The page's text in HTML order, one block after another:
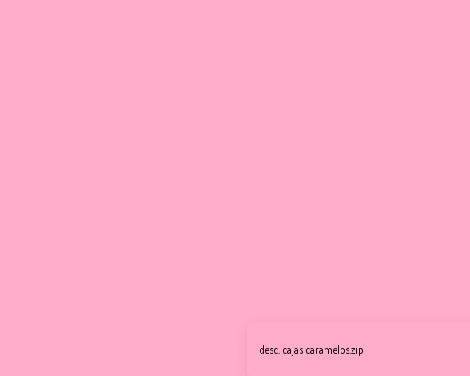
desc. cajas caramelos.zip